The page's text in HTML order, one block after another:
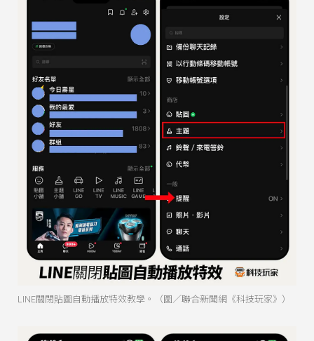
LINE關閉貼圖自動播放特效教學。（圖／聯合新聞網《科技玩家》）